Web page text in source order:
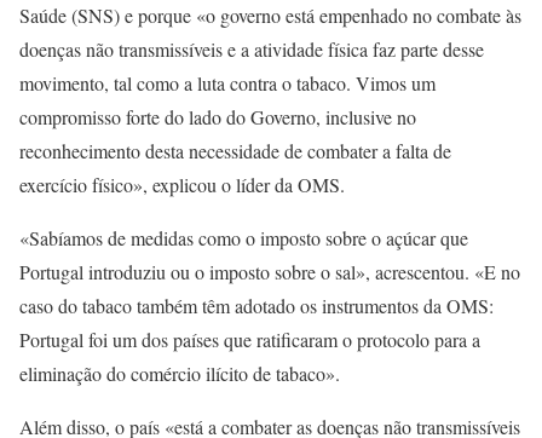
Saúde (SNS) e porque «o governo está empenhado no combate às
doenças não transmissíveis e a atividade física faz parte desse
movimento, tal como a luta contra o tabaco. Vimos um
compromisso forte do lado do Governo, inclusive no
reconhecimento desta necessidade de combater a falta de
exercício físico», explicou o líder da OMS.
«Sabíamos de medidas como o imposto sobre o açúcar que
Portugal introduziu ou o imposto sobre o sal», acrescentou. «E no
caso do tabaco também têm adotado os instrumentos da OMS:
Portugal foi um dos países que ratificaram o protocolo para a
eliminação do comércio ilícito de tabaco».
Além disso, o país «está a combater as doenças não transmissíveis